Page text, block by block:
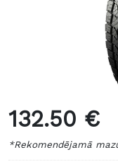
132.50 €
*Rekomendējamā